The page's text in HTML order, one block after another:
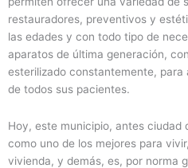
restauradores, preventivos y
las edades y con todo tipo de
aparatos de última generación,
esterilizado constantemente, para
de todos sus pacientes.
Hoy, este municipio, antes ciudad
como uno de los mejores para
vivienda, y demás, es, por norma